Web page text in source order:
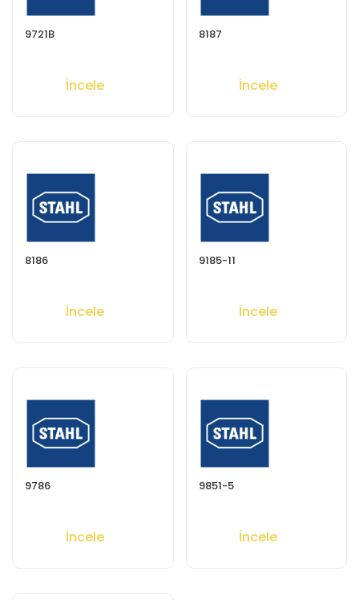
9721B
İncele
8187
İncele
8186
İncele
9185-11
İncele
9786
İncele
9851-5
İncele